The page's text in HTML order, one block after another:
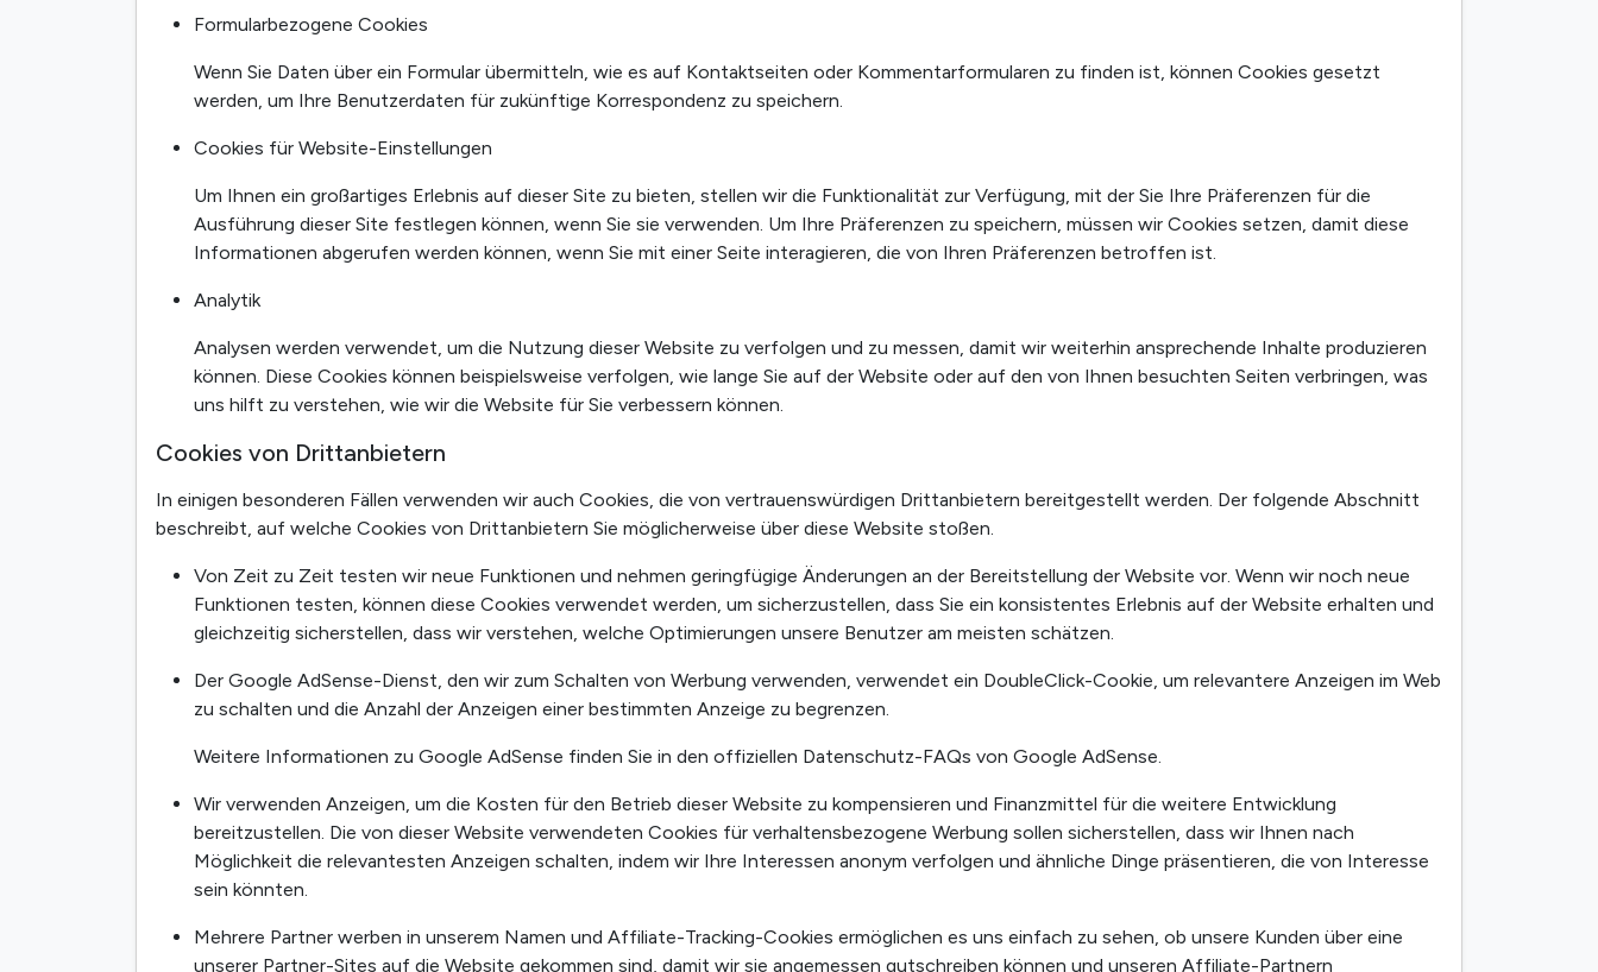
Formularbezogene Cookies
Wenn Sie Daten über ein Formular übermitteln, wie es auf Kontaktseiten oder Kommentarformularen zu finden ist, können Cookies gesetzt
werden, um Ihre Benutzerdaten für zukünftige Korrespondenz zu speichern.
Cookies für Website-Einstellungen
Um Ihnen ein großartiges Erlebnis auf dieser Site zu bieten, stellen wir die Funktionalität zur Verfügung, mit der Sie Ihre Präferenzen für die
Ausführung dieser Site festlegen können, wenn Sie sie verwenden. Um Ihre Präferenzen zu speichern, müssen wir Cookies setzen, damit diese
Informationen abgerufen werden können, wenn Sie mit einer Seite interagieren, die von Ihren Präferenzen betroffen ist.
Analytik
Analysen werden verwendet, um die Nutzung dieser Website zu verfolgen und zu messen, damit wir weiterhin ansprechende Inhalte produzieren
können. Diese Cookies können beispielsweise verfolgen, wie lange Sie auf der Website oder auf den von Ihnen besuchten Seiten verbringen, was
uns hilft zu verstehen, wie wir die Website für Sie verbessern können.
Cookies von Drittanbietern
In einigen besonderen Fällen verwenden wir auch Cookies, die von vertrauenswürdigen Drittanbietern bereitgestellt werden. Der folgende Abschnitt
beschreibt, auf welche Cookies von Drittanbietern Sie möglicherweise über diese Website stoßen.
Von Zeit zu Zeit testen wir neue Funktionen und nehmen geringfügige Änderungen an der Bereitstellung der Website vor. Wenn wir noch neue
Funktionen testen, können diese Cookies verwendet werden, um sicherzustellen, dass Sie ein konsistentes Erlebnis auf der Website erhalten und
gleichzeitig sicherstellen, dass wir verstehen, welche Optimierungen unsere Benutzer am meisten schätzen.
Der Google AdSense-Dienst, den wir zum Schalten von Werbung verwenden, verwendet ein DoubleClick-Cookie, um relevantere Anzeigen im Web
zu schalten und die Anzahl der Anzeigen einer bestimmten Anzeige zu begrenzen.
Weitere Informationen zu Google AdSense finden Sie in den offiziellen Datenschutz-FAQs von Google AdSense.
Wir verwenden Anzeigen, um die Kosten für den Betrieb dieser Website zu kompensieren und Finanzmittel für die weitere Entwicklung
bereitzustellen. Die von dieser Website verwendeten Cookies für verhaltensbezogene Werbung sollen sicherstellen, dass wir Ihnen nach
Möglichkeit die relevantesten Anzeigen schalten, indem wir Ihre Interessen anonym verfolgen und ähnliche Dinge präsentieren, die von Interesse
sein könnten.
Mehrere Partner werben in unserem Namen und Affiliate-Tracking-Cookies ermöglichen es uns einfach zu sehen, ob unsere Kunden über eine
unserer Partner-Sites auf die Website gekommen sind, damit wir sie angemessen gutschreiben können und unseren Affiliate-Partnern